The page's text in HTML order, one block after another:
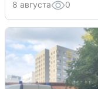
8 августа 0